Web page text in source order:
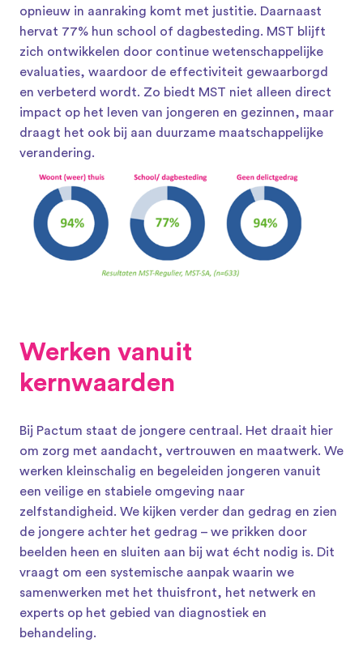
opnieuw in aanraking komt met justitie. Daarnaast
hervat 77% hun school of dagbesteding. MST blijft
zich ontwikkelen door continue wetenschappelijke
evaluaties, waardoor de effectiviteit gewaarborgd
en verbeterd wordt. Zo biedt MST niet alleen direct
impact op het leven van jongeren en gezinnen, maar
draagt het ook bij aan duurzame maatschappelijke
verandering.
Werken vanuit
kernwaarden
Bij Pactum staat de jongere centraal. Het draait hier
om zorg met aandacht, vertrouwen en maatwerk. We
werken kleinschalig en begeleiden jongeren vanuit
een veilige en stabiele omgeving naar
zelfstandigheid. We kijken verder dan gedrag en zien
de jongere achter het gedrag – we prikken door
beelden heen en sluiten aan bij wat écht nodig is. Dit
vraagt om een systemische aanpak waarin we
samenwerken met het thuisfront, het netwerk en
experts op het gebied van diagnostiek en
behandeling.